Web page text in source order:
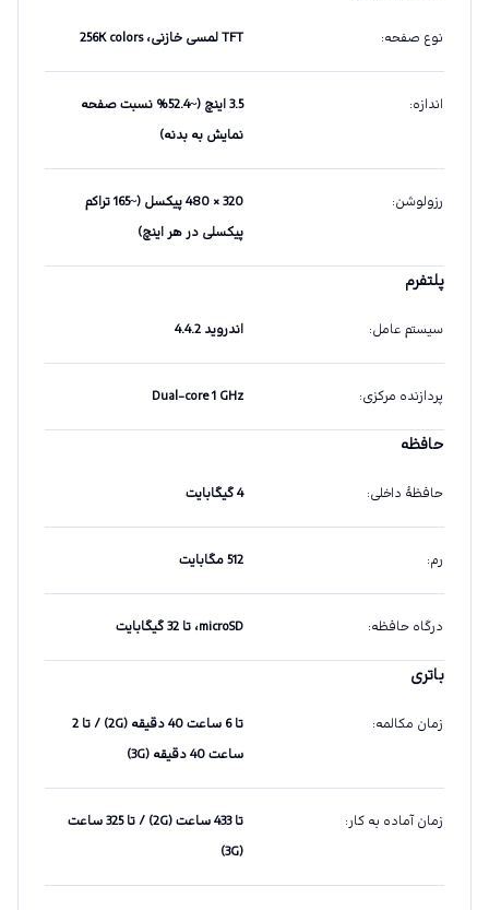
نوع صفحه: TFT لمسی خازنی، 256K colors
اندازه:
3.5 اینچ (~52.4% نسبت صفحه
نمایش به بدنه)
رزولوشن:
320 × 480 پیکسل (~165 تراکم
پیکسلی در هر اینچ)
پلتفرم
سیستم عامل: اندروید 4.4.2
پردازنده مرکزی:
Dual-core 1 GHz
حافظه
حافظهٔ داخلی: 4 گیگابایت
رم: 512 مگابایت
درگاه حافظه: microSD، تا 32 گیگابایت
باتری
زمان مکالمه:
تا 6 ساعت 40 دقیقه (2G) / تا 2
ساعت 40 دقیقه (3G)
زمان آماده به کار:
تا 433 ساعت (2G) / تا 325 ساعت
(3G)